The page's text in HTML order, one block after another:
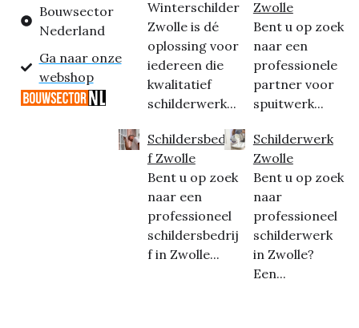
Bouwsector
Nederland
Ga naar onze
webshop
Winterschilder
Zwolle is dé
oplossing voor
iedereen die
kwalitatief
schilderwerk...
Schildersbedrij
f Zwolle
Bent u op zoek
naar een
professioneel
schildersbedrij
f in Zwolle...
Zwolle
Bent u op zoek
naar een
professionele
partner voor
spuitwerk...
Schilderwerk
Zwolle
Bent u op zoek
naar
professioneel
schilderwerk
in Zwolle?
Een...